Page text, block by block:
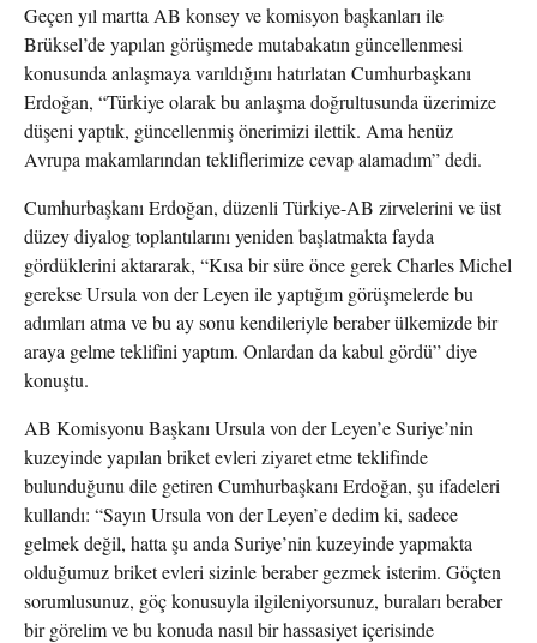
Geçen yıl martta AB konsey ve komisyon başkanları ile
Brüksel’de yapılan görüşmede mutabakatın güncellenmesi
konusunda anlaşmaya varıldığını hatırlatan Cumhurbaşkanı
Erdoğan, “Türkiye olarak bu anlaşma doğrultusunda üzerimize
düşeni yaptık, güncellenmiş önerimizi ilettik. Ama henüz
Avrupa makamlarından tekliflerimize cevap alamadım” dedi.
Cumhurbaşkanı Erdoğan, düzenli Türkiye-AB zirvelerini ve üst
düzey diyalog toplantılarını yeniden başlatmakta fayda
gördüklerini aktararak, “Kısa bir süre önce gerek Charles Michel
gerekse Ursula von der Leyen ile yaptığım görüşmelerde bu
adımları atma ve bu ay sonu kendileriyle beraber ülkemizde bir
araya gelme teklifini yaptım. Onlardan da kabul gördü” diye
konuştu.
AB Komisyonu Başkanı Ursula von der Leyen’e Suriye’nin
kuzeyinde yapılan briket evleri ziyaret etme teklifinde
bulunduğunu dile getiren Cumhurbaşkanı Erdoğan, şu ifadeleri
kullandı: “Sayın Ursula von der Leyen’e dedim ki, sadece
gelmek değil, hatta şu anda Suriye’nin kuzeyinde yapmakta
olduğumuz briket evleri sizinle beraber gezmek isterim. Göçten
sorumlusunuz, göç konusuyla ilgileniyorsunuz, buraları beraber
bir görelim ve bu konuda nasıl bir hassasiyet içerisinde